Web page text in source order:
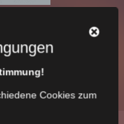
Cookies zum